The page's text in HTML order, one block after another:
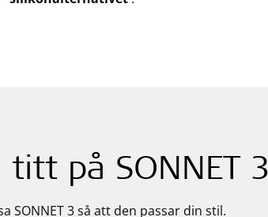
titt på SONNET 3
SONNET 3 så att den passar din stil.